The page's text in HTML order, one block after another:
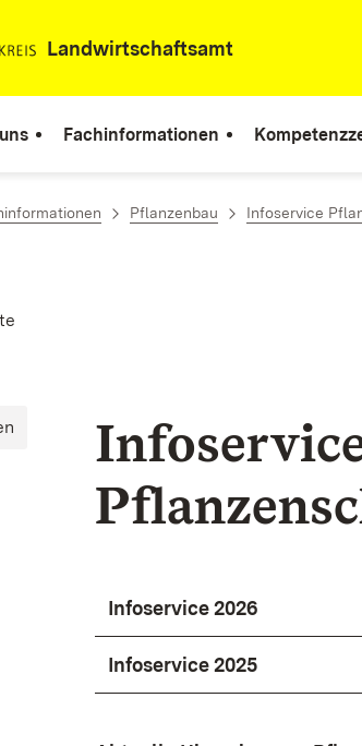
Landwirtschaftsamt
Fachinformationen
Pflanzenbau Infoservice
Infoservice 2026
Infoservice 2025